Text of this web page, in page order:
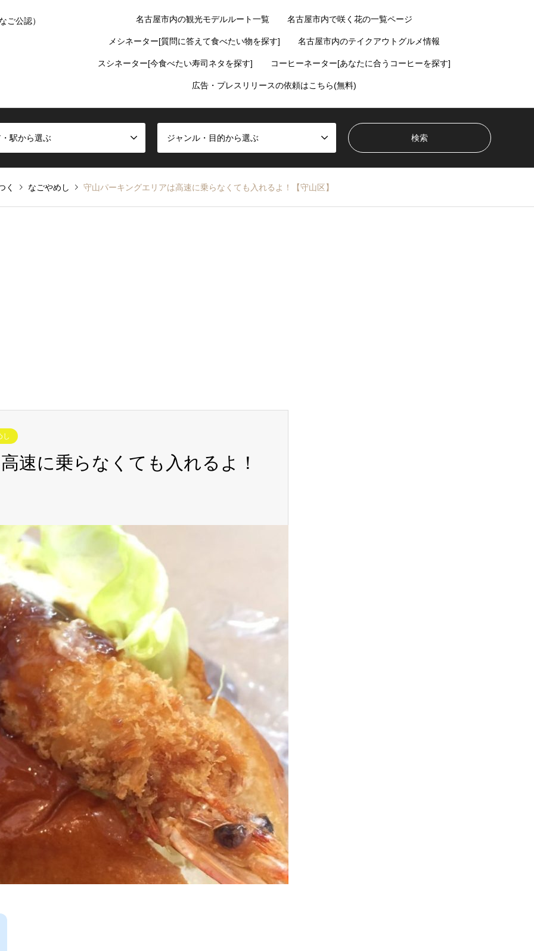
ご公認） 名古屋市内の観光モデルルート一覧 名古屋市内で咲く花の一覧ページ
メシネーター[質問に答えて食べたい物を探す] 名古屋市内のテイクアウトグルメ情報
スシネーター[今食べたい寿司ネタを探す] コーヒーネーター[あなたに合うコーヒーを探す]
広告・プレスリリースの依頼はこちら(無料)
駅から選ぶ ジャンル・目的から選ぶ
く なごやめし 守山パーキングエリアは高速に乗らなくても入れるよ！【守山区】
し
速に乗らなくても入れるよ！